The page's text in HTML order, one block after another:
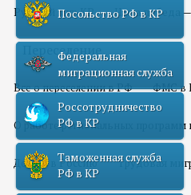
Русский мир КР Наша победа
Переселение
Все о переселении в РФ ФМС в
О работе региональных программ
Домой в Россию Трудовая
Посольство РФ в КР
Федеральная
миграционная служба
Россотрудничество
РФ в КР
Таможенная служба
РФ в КР